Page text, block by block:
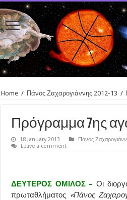
Home / Πάνος Ζαχαρογιάννης 2012-13 /
Πρόγραμμα 7ης
18 January 2013
Πάνος
Leave a comment
ΔΕΥΤΕΡΟΣ ΟΜΙΛΟΣ – Οι
πρωταθλήματος «Πάνος